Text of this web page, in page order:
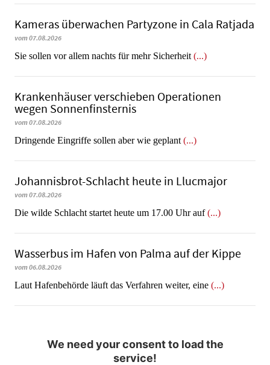
Kameras überwachen Partyzone in Cala Ratjada
vom 07.08.2026
Sie sollen vor allem nachts für mehr Sicherheit (...)
Krankenhäuser verschieben Operationen
wegen Sonnenfinsternis
vom 07.08.2026
Dringende Eingriffe sollen aber wie geplant (...)
Johannisbrot-Schlacht heute in Llucmajor
vom 07.08.2026
Die wilde Schlacht startet heute um 17.00 Uhr auf(...)
Wasserbus im Hafen von Palma auf der Kippe
vom 06.08.2026
Laut Hafenbehörde läuft das Verfahren weiter, eine (...)
We need your consent to load the
service!